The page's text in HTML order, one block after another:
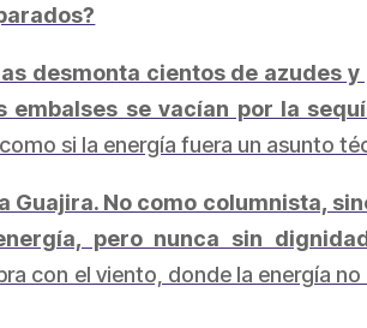
desmonta cientos de azudes
se vacían por la
si la energía fuera un asunto
Guajira. No como columnista,
pero nunca sin
con el viento, donde la energía